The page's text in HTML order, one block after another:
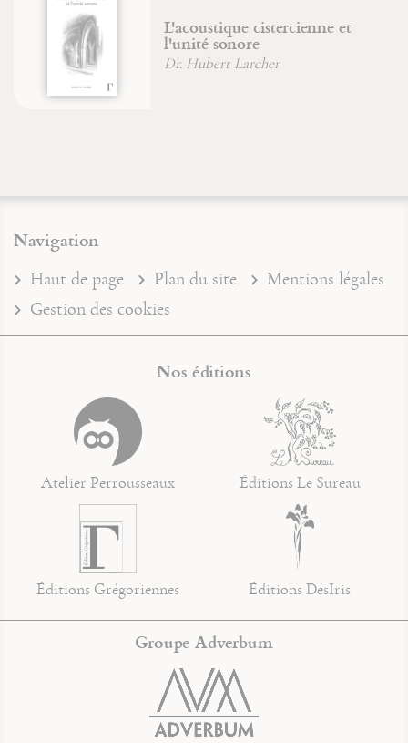
L'acoustique cistercienne et
l'unité sonore
Dr. Hubert Larcher
Navigation
Haut de page Plan du site
Mentions légales
Gestion des cookies
Nos éditions
Atelier Perrousseaux Éditions Le Sureau
Éditions Grégoriennes Éditions DésIris
Groupe Adverbum